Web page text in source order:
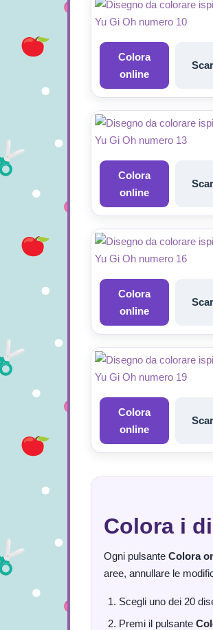
Colora
online
Colora
online
Colora
online
Colora
online
Colora i
Ogni pulsante Colora
aree, annullare le
Scegli uno dei 20
Premi il pulsante